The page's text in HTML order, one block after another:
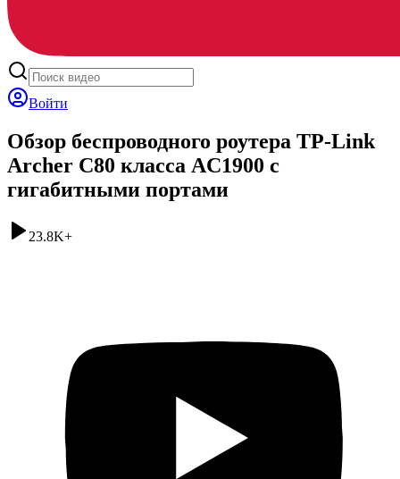
Войти
Обзор беспроводного роутера TP-Link
Archer C80 класса AC1900 с
гигабитными портами
23.8K+